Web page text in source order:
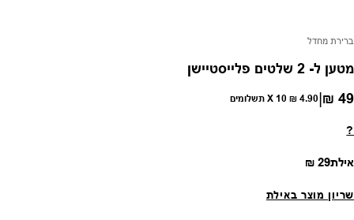
ספק:
ברירת מחדל
מטען ל- 2 שלטים פלייסטיישן
מחיר רגיל
49 ₪
|
4.90 ₪ X 10 תשלומים
?
אילתמחיר רגיל
29 ₪
שריון מוצר באילת